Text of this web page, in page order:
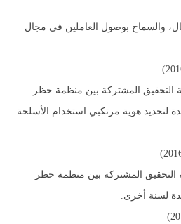
والسماح بوصول العاملين في مجال
التحقيق المشتركة بين منظمة حظر
لتحديد هوية مرتكبي استخدام الأسلحة
التحقيق المشتركة بين منظمة حظر
لسنة أخرى.